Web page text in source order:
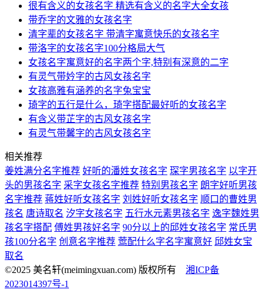
很有含义的女孩名字 精选有含义的名字大全女孩
带乔字的文雅的女孩名字
清字辈的女孩名字 带清字寓意快乐的女孩名字
带洛字的女孩名字100分格局大气
女孩名字寓意好的名字两个字,特别有深意的二字
有灵气带妗字的古风女孩名字
女孩高雅有涵养的名字兔宝宝
琦字的五行是什么，琦字搭配最好听的女孩名字
有含义带芷字的古风女孩名字
有灵气带馨字的古风女孩名字
相关推荐
姜姓满分名字推荐 好听的潘姓女孩名字 琛字男孩名字 以字开
头的男孩名字 采字女孩名字推荐 特别男孩名字 朗字好听男孩
名字推荐 蒋姓好听女孩名字 刘姓好听女孩名字 顺口的曹姓男
孩名 唐诗取名 汐字女孩名字 五行水元素男孩名字 逸字魏姓男
孩名字搭配 傅姓男孩好名字 90分以上的邱姓女孩名字 常氏男
孩100分名字 创意名字推荐 莺配什么字名字寓意好 邱姓女宝
取名
©2025 美名轩(meimingxuan.com) 版权所有 湘ICP备
2023014397号-1